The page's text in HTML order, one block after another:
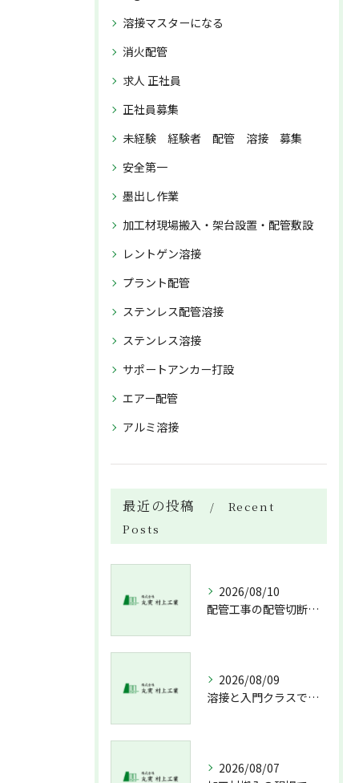
溶接マスターになる
消火配管
求人 正社員
正社員募集
未経験 経験者 配管 溶接 募集
安全第一
墨出し作業
加工材現場搬入・架台設置・配管敷設
レントゲン溶接
プラント配管
ステンレス配管溶接
ステンレス溶接
サポートアンカー打設
エアー配管
アルミ溶接
最近の投稿
Recent
Posts
2026/08/10
配管工事の配管切断やバルブ取付・ポンプ据付を徹底解説し費用と流れを見極める
2026/08/09
溶接と入門クラスで配管技術を身につける未経験経験不問の北海道札幌市新冠郡新冠町ガイド
2026/08/07